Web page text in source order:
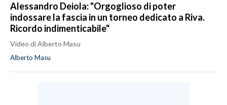
Alessandro Deiola: "Orgoglioso di poter
indossare la fascia in un torneo dedicato a Riva.
Ricordo indimenticabile"
Video di Alberto Masu
Alberto Masu